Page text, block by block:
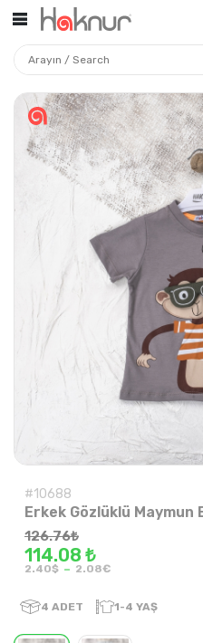
#10688
Erkek Gözlüklü Maymun
126.76₺
114.08 ₺
2.40$ - 2.08€
4 ADET 1-4 YAŞ